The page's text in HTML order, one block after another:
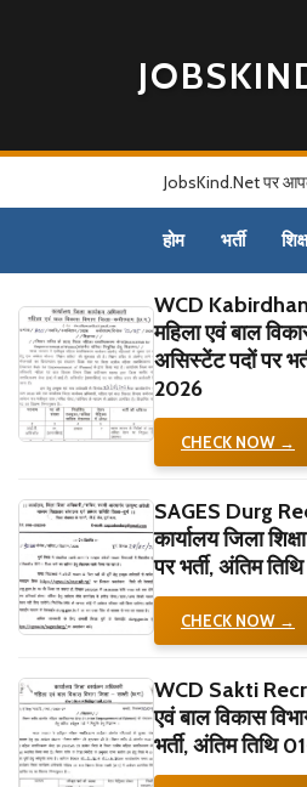
JobsKind.Net पर
होम भर्ती
WCD
महिला एवं बाल
असिस्टेंट पदों पर
2026
CHECK NOW →
SAGES Durg
कार्यालय जिला
पर भर्ती, अंतिम
CHECK NOW →
WCD Sakti
एवं बाल विकास
भर्ती, अंतिम तिथि